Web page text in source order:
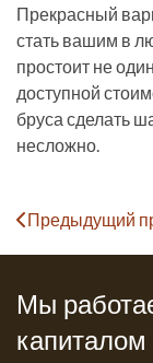
Прекрасный
стать вашим в
простоит не
доступной
бруса сделать
несложно.
Предыдущий
Мы
капиталом